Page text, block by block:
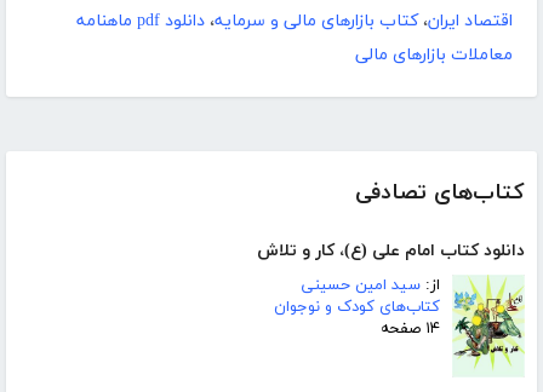
کتاب‌های تصادفی
دانلود کتاب امام علی (ع)، کار و تلاش
از: سید امین حسینی
کتاب‌های کودک و نوجوان
۱۴ صفحه
اقتصاد ایران،کتاب بازارهای مالی و سرمایه،
دانلود pdf ماهنامه
معاملات بازارهای مالی